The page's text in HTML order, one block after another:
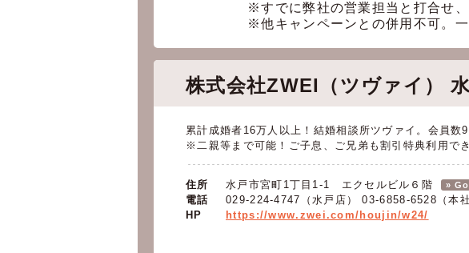
※すでに弊社の営業担当と打合せ
※他キャンペーンとの併用不可。
株式会社ZWEI（ツヴァイ）
累計成婚者16万人以上！結婚相談所ツヴァイ。会員数
※二親等まで可能！ご子息、ご兄弟も割引特典利用でき
住所 水戸市宮町1丁目1-1 エクセルビル６階 »
電話
029-224-4747（水戸店） 03-6858-6528（本
HP
https://www.zwei.com/houjin/w24/